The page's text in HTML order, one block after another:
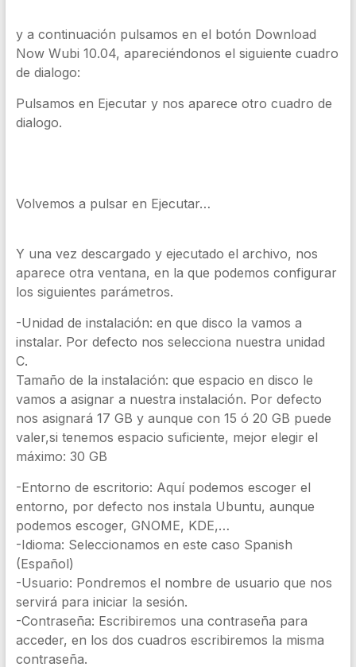
y a continuación pulsamos en el botón Download
Now Wubi 10.04, apareciéndonos el siguiente cuadro
de dialogo:
Pulsamos en Ejecutar y nos aparece otro cuadro de
dialogo.
Volvemos a pulsar en Ejecutar…
Y una vez descargado y ejecutado el archivo, nos
aparece otra ventana, en la que podemos configurar
los siguientes parámetros.
-Unidad de instalación: en que disco la vamos a
instalar. Por defecto nos selecciona nuestra unidad
C.
Tamaño de la instalación: que espacio en disco le
vamos a asignar a nuestra instalación. Por defecto
nos asignará 17 GB y aunque con 15 ó 20 GB puede
valer,si tenemos espacio suficiente, mejor elegir el
máximo: 30 GB
-Entorno de escritorio: Aquí podemos escoger el
entorno, por defecto nos instala Ubuntu, aunque
podemos escoger, GNOME, KDE,…
-Idioma: Seleccionamos en este caso Spanish
(Español)
-Usuario: Pondremos el nombre de usuario que nos
servirá para iniciar la sesión.
-Contraseña: Escribiremos una contraseña para
acceder, en los dos cuadros escribiremos la misma
contraseña.